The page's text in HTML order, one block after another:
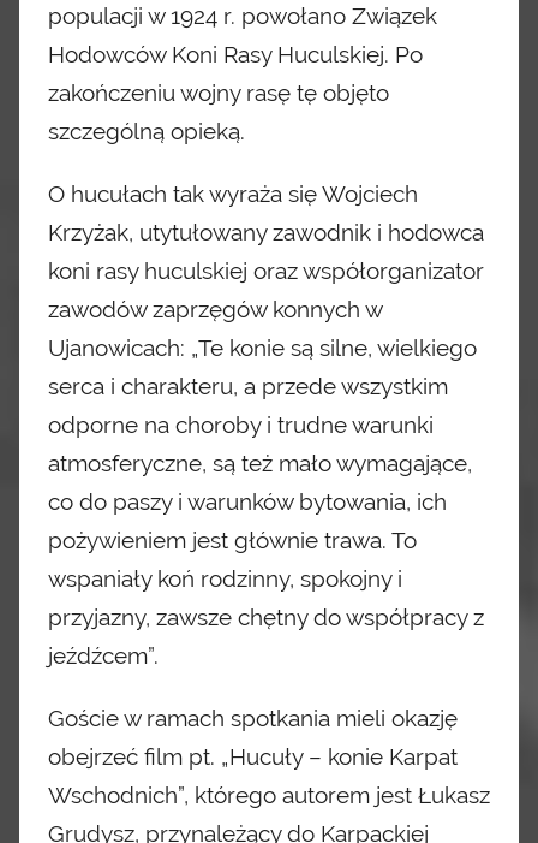
populacji w 1924 r. powołano Związek
Hodowców Koni Rasy Huculskiej. Po
zakończeniu wojny rasę tę objęto
szczególną opieką.
O hucułach tak wyraża się Wojciech
Krzyżak, utytułowany zawodnik i hodowca
koni rasy huculskiej oraz współorganizator
zawodów zaprzęgów konnych w
Ujanowicach: „Te konie są silne, wielkiego
serca i charakteru, a przede wszystkim
odporne na choroby i trudne warunki
atmosferyczne, są też mało wymagające,
co do paszy i warunków bytowania, ich
pożywieniem jest głównie trawa. To
wspaniały koń rodzinny, spokojny i
przyjazny, zawsze chętny do współpracy z
jeźdźcem”.
Goście w ramach spotkania mieli okazję
obejrzeć film pt. „Hucuły – konie Karpat
Wschodnich”, którego autorem jest Łukasz
Grudysz, przynależący do Karpackiej